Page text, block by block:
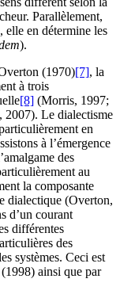
Parallèlement,
elle en détermine les
).
(1970)[7], la
à trois
[8] (Morris, 1997;
2007). Le dialectisme
en
à l’émergence
des
au
la composante
dialectique (Overton,
d’un courant
différentes
des
systèmes. Ceci est
ainsi que par